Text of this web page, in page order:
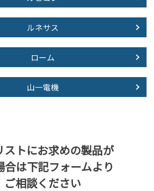
ルネサス
ローム
山一電機
ストにお求めの製品が
合は下記フォームより
ご相談ください